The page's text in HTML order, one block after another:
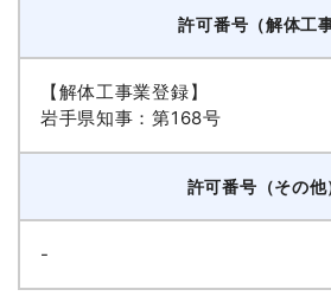
許可番号（解体工事
【解体工事業登録】
岩手県知事：第168号
許可番号（その他
-